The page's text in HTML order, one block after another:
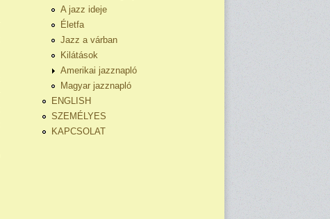
A jazz ideje
Életfa
Jazz a várban
Kilátások
Amerikai jazznapló
Magyar jazznapló
ENGLISH
SZEMÉLYES
KAPCSOLAT